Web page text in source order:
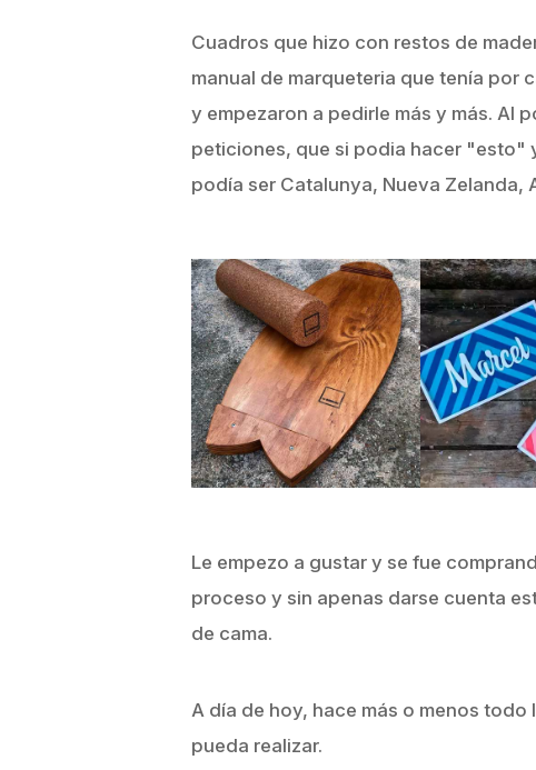
Cuadros que hizo con restos de
manual de marqueteria que tenía por
y empezaron a pedirle más y más. Al
peticiones, que si podia hacer "esto"
podía ser Catalunya, Nueva Zelanda,
Le empezo a gustar y se fue
proceso y sin apenas darse cuenta
de cama.
A día de hoy, hace más o menos
pueda realizar.